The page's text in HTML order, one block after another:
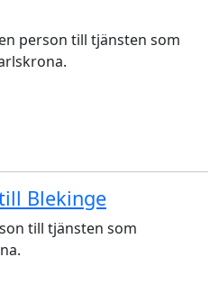
en person till tjänsten som
Blekinge
till tjänsten som